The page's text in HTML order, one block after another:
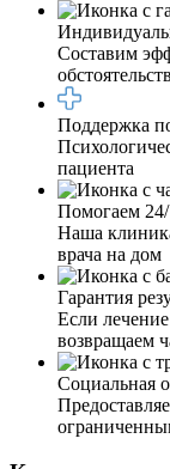
Составим
Поддержка
пациента
Помогаем
Наша
врача на дом
Гарантия
Если
возвращаем
Социальная